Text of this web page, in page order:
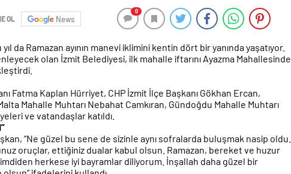
OL News
0
da Ramazan ayının manevi iklimini kentin dört bir yanında yaşatıyor.
olan İzmit Belediyesi, ilk mahalle iftarını Ayazma Mahallesinde
Fatma Kaplan Hürriyet, CHP İzmit İlçe Başkanı Gökhan Ercan,
Mahalle Muhtarı Nebahat Camkıran, Gündoğdu Mahalle Muhtarı
ve vatandaşlar katıldı.
“Ne güzel bu sene de sizinle aynı sofralarda buluşmak nasip oldu.
oruçlar, ettiğiniz dualar kabul olsun. Ramazan, bereket ve huzur
herkese iyi bayramlar diliyorum. İnşallah daha güzel bir